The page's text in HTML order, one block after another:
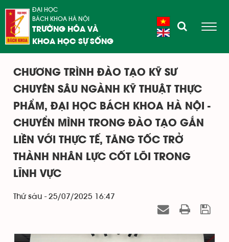
ĐẠI HỌC
BÁCH KHOA HÀ NỘI
TRƯỜNG HÓA VÀ
KHOA HỌC SỰ SỐNG
CHƯƠNG TRÌNH ĐÀO TẠO KỸ SƯ
CHUYÊN SÂU NGÀNH KỸ THUẬT THỰC
PHẨM, ĐẠI HỌC BÁCH KHOA HÀ NỘI -
CHUYỂN MÌNH TRONG ĐÀO TẠO GẮN
LIỀN VỚI THỰC TẾ, TĂNG TỐC TRỞ
THÀNH NHÂN LỰC CỐT LÕI TRONG
LĨNH VỰC
Thứ sáu - 25/07/2025 16:47